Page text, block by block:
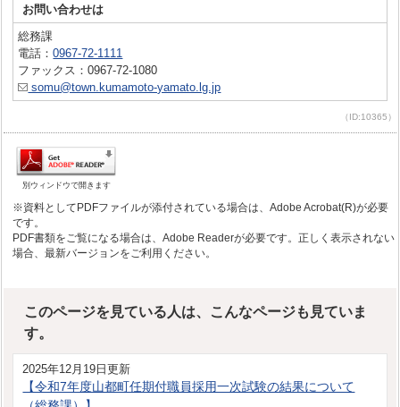
お問い合わせは
総務課
電話：0967-72-1111
ファックス：0967-72-1080
somu@town.kumamoto-yamato.lg.jp
（ID:10365）
別ウィンドウで開きます
※資料としてPDFファイルが添付されている場合は、Adobe Acrobat(R)が必要
です。
PDF書類をご覧になる場合は、Adobe Readerが必要です。正しく表示されない
場合、最新バージョンをご利用ください。
このページを見ている人は、こんなページも見ていま
す。
2025年12月19日更新
【令和7年度山都町任期付職員採用一次試験の結果について